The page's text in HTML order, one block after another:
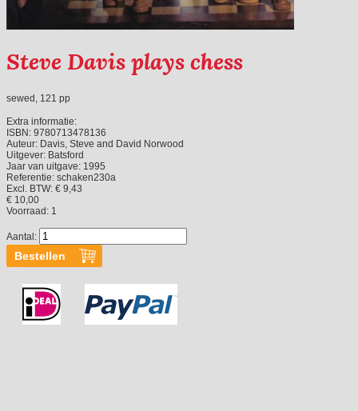
Steve Davis plays chess
sewed, 121 pp
Extra informatie:
ISBN: 9780713478136
Auteur: Davis, Steve and David Norwood
Uitgever: Batsford
Jaar van uitgave: 1995
Referentie: schaken230a
Excl. BTW: € 9,43
€ 10,00
Voorraad: 1
Aantal: